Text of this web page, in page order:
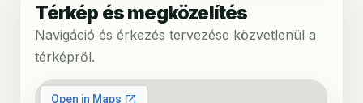
Térkép és megközelítés
Navigáció és érkezés tervezése közvetlenül a
térképről.